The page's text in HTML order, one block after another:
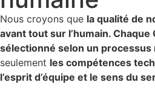
Nous croyons que la qualité de
avant tout sur l’humain.
sélectionné selon un
seulement les compétences
l’esprit d’équipe et le sens du